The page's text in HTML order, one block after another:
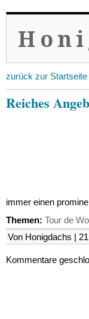
zurück zur Startseite
Reiches
immer einen
Themen: Tour de
Von Honigdachs |
Kommentare